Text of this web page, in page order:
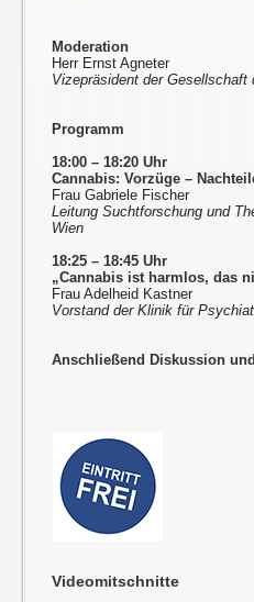
Moderation
Herr Ernst Agneter
Vizepräsident der Gesellschaft
Programm
18:00 – 18:20 Uhr
Cannabis: Vorzüge –
Frau Gabriele Fischer
Leitung Suchtforschung und
Wien
18:25 – 18:45 Uhr
„Cannabis ist harmlos, das
Frau Adelheid Kastner
Vorstand der Klinik für
Anschließend Diskussion
Videomitschnitte